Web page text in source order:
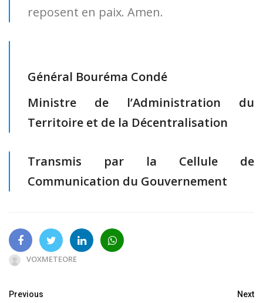
reposent en paix. Amen.
Général Bouréma Condé
Ministre de l’Administration du
Territoire et de la Décentralisation
Transmis par la Cellule de
Communication du Gouvernement
VOXMETEORE
Previous Next